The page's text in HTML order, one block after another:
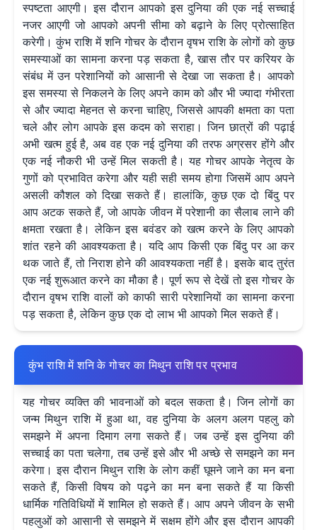
स्पष्टता आएगी। इस दौरान आपको इस दुनिया की एक नई सच्चाई
नजर आएगी जो आपको अपनी सीमा को बढ़ाने के लिए प्रोत्साहित
करेगी। कुंभ राशि में शनि गोचर के दौरान वृषभ राशि के लोगों को कुछ
समस्याओं का सामना करना पड़ सकता है, खास तौर पर करियर के
संबंध में उन परेशानियों को आसानी से देखा जा सकता है। आपको
इस समस्या से निकलने के लिए अपने काम को और भी ज्यादा गंभीरता
से और ज्यादा मेहनत से करना चाहिए, जिससे आपकी क्षमता का पता
चले और लोग आपके इस कदम को सराहा। जिन छात्रों की पढ़ाई
अभी खत्म हुई है, अब वह एक नई दुनिया की तरफ अग्रसर होंगे और
एक नई नौकरी भी उन्हें मिल सकती है। यह गोचर आपके नेतृत्व के
गुणों को प्रभावित करेगा और यही सही समय होगा जिसमें आप अपने
असली कौशल को दिखा सकते हैं। हालांकि, कुछ एक दो बिंदु पर
आप अटक सकते हैं, जो आपके जीवन में परेशानी का सैलाब लाने की
क्षमता रखता है। लेकिन इस बवंडर को खत्म करने के लिए आपको
शांत रहने की आवश्यकता है। यदि आप किसी एक बिंदु पर आ कर
थक जाते हैं, तो निराश होने की आवश्यकता नहीं है। इसके बाद तुरंत
एक नई शुरूआत करने का मौका है। पूर्ण रूप से देखें तो इस गोचर के
दौरान वृषभ राशि वालों को काफी सारी परेशानियों का सामना करना
पड़ सकता है, लेकिन कुछ एक दो लाभ भी आपको मिल सकते हैं।
कुंभ राशि में शनि के गोचर का मिथुन राशि पर प्रभाव
यह गोचर व्यक्ति की भावनाओं को बदल सकता है। जिन लोगों का
जन्म मिथुन राशि में हुआ था, वह दुनिया के अलग अलग पहलु को
समझने में अपना दिमाग लगा सकते हैं। जब उन्हें इस दुनिया की
सच्चाई का पता चलेगा, तब उन्हें इसे और भी अच्छे से समझने का मन
करेगा। इस दौरान मिथुन राशि के लोग कहीं घूमने जाने का मन बना
सकते हैं, किसी विषय को पढ़ने का मन बना सकते हैं या किसी
धार्मिक गतिविधियों में शामिल हो सकते हैं। आप अपने जीवन के सभी
पहलुओं को आसानी से समझने में सक्षम होंगे और इस दौरान आपकी